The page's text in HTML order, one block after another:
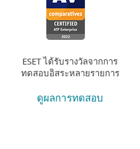
ESET ได้รับรางวัลจากการ
ทดสอบอิสระหลายรายการ
ดูผลการทดสอบ